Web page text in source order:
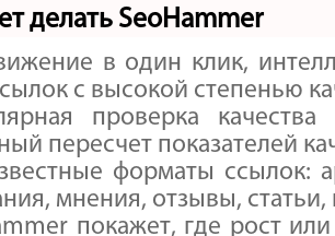
делать SeoHammer
в один клик,
с высокой степенью
проверка
пересчет показателей
форматы ссылок:
мнения, отзывы,
покажет, где рост